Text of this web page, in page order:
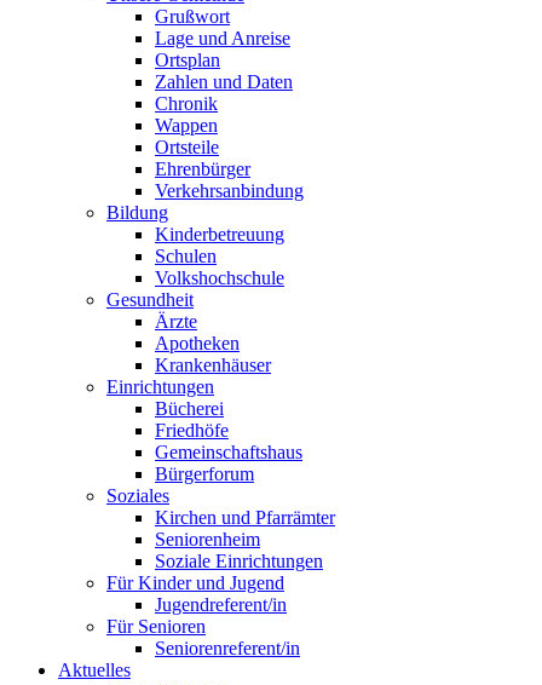
Grußwort
Lage und Anreise
Ortsplan
Zahlen und Daten
Chronik
Wappen
Ortsteile
Ehrenbürger
Verkehrsanbindung
Bildung
Kinderbetreuung
Schulen
Volkshochschule
Gesundheit
Ärzte
Apotheken
Krankenhäuser
Einrichtungen
Bücherei
Friedhöfe
Gemeinschaftshaus
Bürgerforum
Soziales
Kirchen und Pfarrämter
Seniorenheim
Soziale Einrichtungen
Für Kinder und Jugend
Jugendreferent/in
Für Senioren
Seniorenreferent/in
Aktuelles